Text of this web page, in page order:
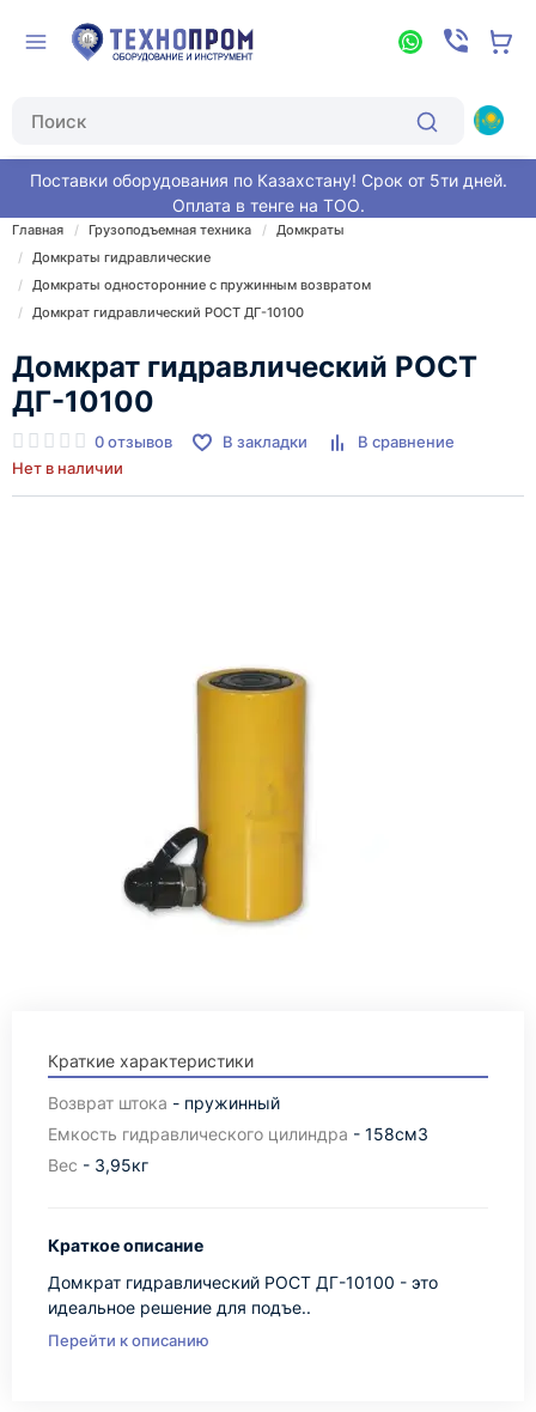
Поставки оборудования по Казахстану! Срок от 5ти дней.
Оплата в тенге на ТОО.
Главная Грузоподъемная техника
Домкраты
Домкраты гидравлические
Домкраты односторонние с пружинным возвратом
Домкрат гидравлический РОСТ ДГ-10100
Домкрат гидравлический РОСТ
ДГ-10100
0 отзывов В закладки
В сравнение
Нет в наличии
Краткие характеристики
Возврат штока - пружинный
Емкость гидравлического цилиндра - 158см3
Вес - 3,95кг
Краткое описание
Домкрат гидравлический РОСТ ДГ-10100 - это
идеальное решение для подъе..
Перейти к описанию